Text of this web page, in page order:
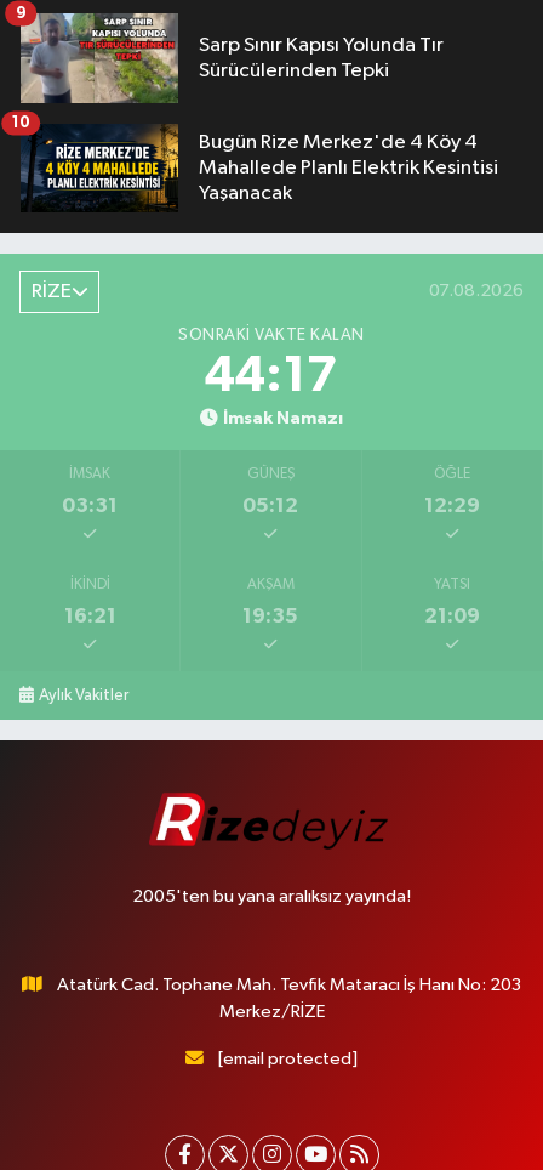
Sarp Sınır Kapısı Yolunda Tır
Sürücülerinden Tepki
9
Bugün Rize Merkez'de 4 Köy 4
Mahallede Planlı Elektrik Kesintisi
Yaşanacak
10
RİZE 07.08.2026
SONRAKI VAKTE KALAN
44:16
İmsak Namazı
İMSAK
03:31
GÜNEŞ
05:12
ÖĞLE
12:29
İKINDI
16:21
AKŞAM
19:35
YATSI
21:09
Aylık Vakitler
2005'ten bu yana aralıksız yayında!
Atatürk Cad. Tophane Mah. Tevfik Mataracı İş Hanı No: 203
Merkez/RİZE
[email protected]